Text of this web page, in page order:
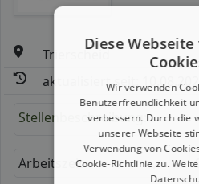
Trierscheid
aktualisiert seit:
Stellenbeschreibung:
Arbeitszeit
Diese
Wir verwenden
Benutzerfreundlichkeit
verbessern. Durch die
unserer Webseite
Verwendung von
Cookie-Richtlinie zu.